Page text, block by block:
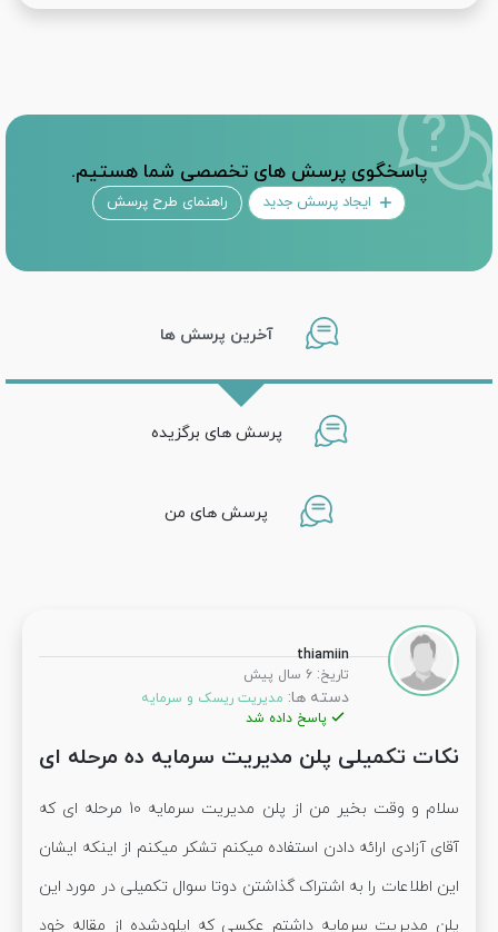
پاسخگوی پرسش های تخصصی شما هستیم.
ایجاد پرسش جدید راهنمای طرح پرسش
آخرین پرسش ها
پرسش های برگزیده
پرسش های من
thiamiin
تاریخ: 6 سال پیش
دسته ها: مدیریت ریسک و سرمایه
پاسخ داده شد
نکات تکمیلی پلن مدیریت سرمایه ده مرحله ای
سلام و وقت بخیر من از پلن مدیریت سرمایه 10 مرحله ای که
آقای آزادی ارائه دادن استفاده میکنم تشکر میکنم از اینکه ایشان
این اطلاعات را به اشتراک گذاشتن دوتا سوال تکمیلی در مورد این
پلن مدیریت سرمایه داشتم عکسی که اپلودشده از مقاله خود